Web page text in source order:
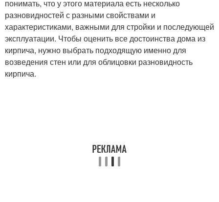
Дом из керамического
кирпича
Кирпич для
строительства
Кирпич при
строительстве
понимать, что у этого материала есть несколько
разновидностей с разными свойствами и
характеристиками, важными для стройки и последующей
эксплуатации. Чтобы оценить все достоинства дома из
кирпича, нужно выбрать подходящую именно для
возведения стен или для облицовки разновидность
кирпича.